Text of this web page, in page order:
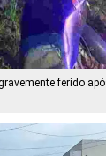
ferido